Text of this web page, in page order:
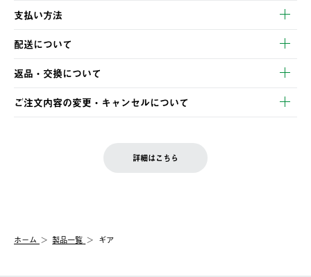
支払い方法
以下のいずれかの方法でお支払いいただけます。
・クレジットカード決済
・コンビニ決済
・Pay-easy決済
配送について
【発送スケジュール】
ご注文・ご入金完了より2営業日以内に商品を発送いたします。
土日祝の発送はございませんので、木曜日以降のご注文は週明け
の発送となる場合がございます。
【配送業者】
佐川急便にて配送されます。
返品・交換について
※お客様都合の場合
お客様都合の返品にかかる送料は、お客様ご負担とさせていただ
一度お手元の商品を返品いただき、ご希望商品を再注文してくだ
ご注文内容の変更・キャンセルについて
LOGOS FAMILY会員の方は、会員マイページ内 購入履歴画面に
詳細はこちら
ホーム 製品一覧 ギア